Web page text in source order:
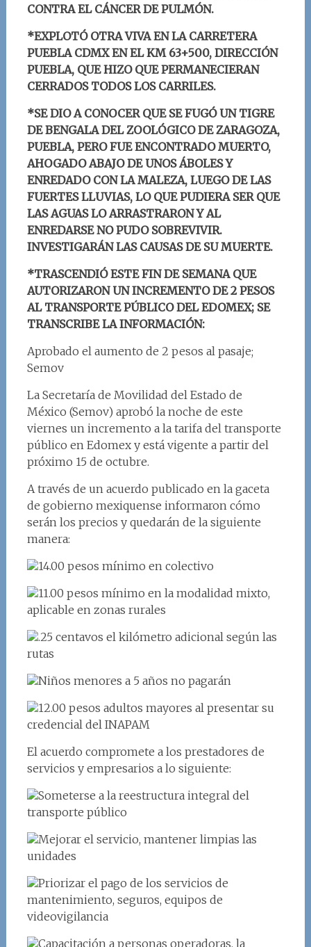
CONTRA EL CÁNCER DE PULMÓN.
*EXPLOTÓ OTRA VIVA EN LA CARRETERA
PUEBLA CDMX EN EL KM 63+500, DIRECCIÓN
PUEBLA, QUE HIZO QUE PERMANECIERAN
CERRADOS TODOS LOS CARRILES.
*SE DIO A CONOCER QUE SE FUGÓ UN TIGRE
DE BENGALA DEL ZOOLÓGICO DE ZARAGOZA,
PUEBLA, PERO FUE ENCONTRADO MUERTO,
AHOGADO ABAJO DE UNOS ÁBOLES Y
ENREDADO CON LA MALEZA, LUEGO DE LAS
FUERTES LLUVIAS, LO QUE PUDIERA SER QUE
LAS AGUAS LO ARRASTRARON Y AL
ENREDARSE NO PUDO SOBREVIVIR.
INVESTIGARÁN LAS CAUSAS DE SU MUERTE.
*TRASCENDIÓ ESTE FIN DE SEMANA QUE
AUTORIZARON UN INCREMENTO DE 2 PESOS
AL TRANSPORTE PÚBLICO DEL EDOMEX; SE
TRANSCRIBE LA INFORMACIÓN:
Aprobado el aumento de 2 pesos al pasaje;
Semov
La Secretaría de Movilidad del Estado de
México (Semov) aprobó la noche de este
viernes un incremento a la tarifa del transporte
público en Edomex y está vigente a partir del
próximo 15 de octubre.
A través de un acuerdo publicado en la gaceta
de gobierno mexiquense informaron cómo
serán los precios y quedarán de la siguiente
manera:
14.00 pesos mínimo en colectivo
11.00 pesos mínimo en la modalidad mixto,
aplicable en zonas rurales
.25 centavos el kilómetro adicional según las
rutas
Niños menores a 5 años no pagarán
12.00 pesos adultos mayores al presentar su
credencial del INAPAM
El acuerdo compromete a los prestadores de
servicios y empresarios a lo siguiente:
Someterse a la reestructura integral del
transporte público
Mejorar el servicio, mantener limpias las
unidades
Priorizar el pago de los servicios de
mantenimiento, seguros, equipos de
videovigilancia
Capacitación a personas operadoras, la